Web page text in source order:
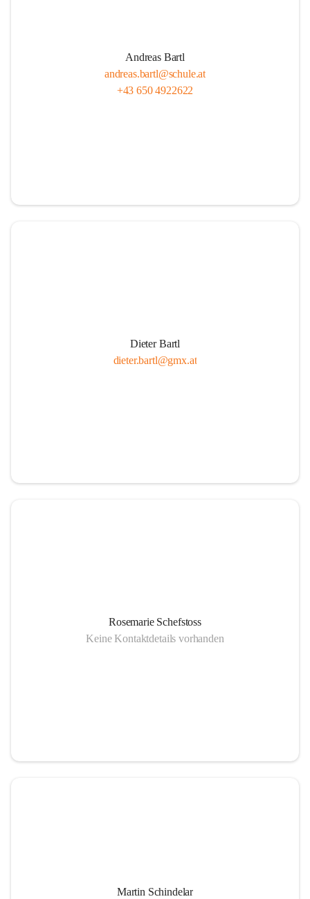
Andreas Bartl
andreas.bartl@schule.at
+43 650 4922622
Dieter Bartl
dieter.bartl@gmx.at
Rosemarie Schefstoss
Keine Kontaktdetails vorhanden
Martin Schindelar